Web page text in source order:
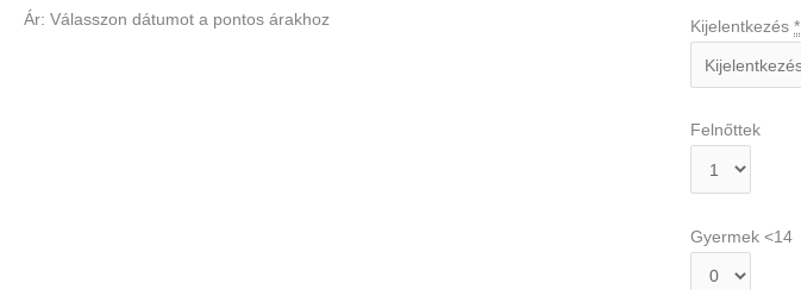
Ár: Válasszon dátumot a pontos árakhoz Kijelentkezés *
Felnőttek
Gyermek <14